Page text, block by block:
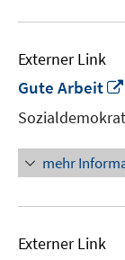
Externer Link
Gute Arbeit
mehr
Externer Link